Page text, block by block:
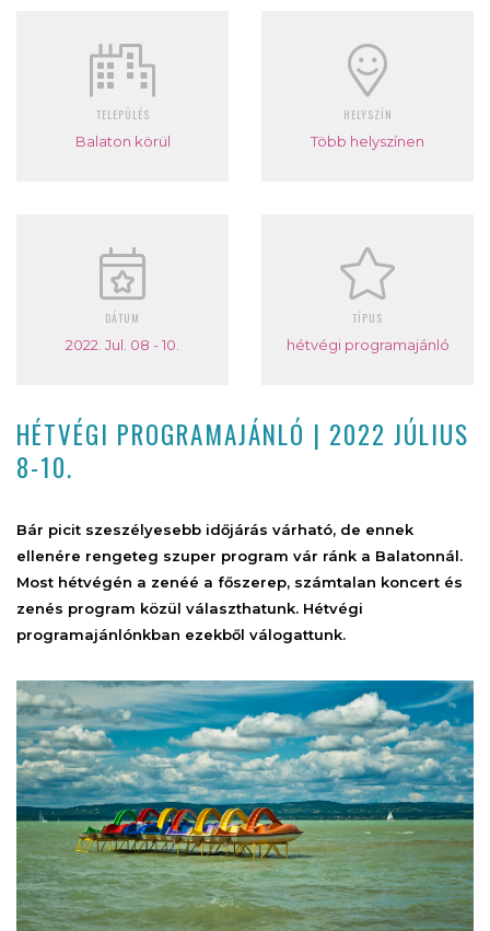
TELEPÜLÉS
Balaton körül
HELYSZÍN
Több helyszínen
DÁTUM
2022. Jul. 08 - 10.
TÍPUS
hétvégi programajánló
HÉTVÉGI PROGRAMAJÁNLÓ | 2022 JÚLIUS
8-10.
Bár picit szeszélyesebb időjárás várható, de ennek
ellenére rengeteg szuper program vár ránk a Balatonnál.
Most hétvégén a zenéé a főszerep, számtalan koncert és
zenés program közül választhatunk. Hétvégi
programajánlónkban ezekből válogattunk.